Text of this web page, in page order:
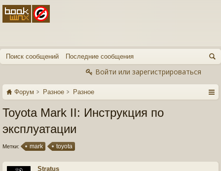
Поиск сообщений Последние сообщения
Войти или зарегистрироваться
Форум Разное Разное
Toyota Mark II: Инструкция по
эксплуатации
Метки: mark toyota
Stratus